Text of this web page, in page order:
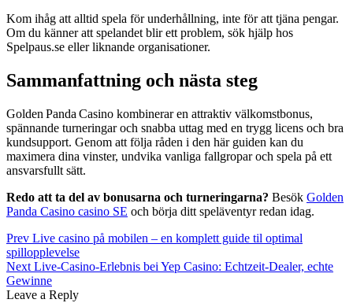
Kom ihåg att alltid spela för underhållning, inte för att tjäna pengar.
Om du känner att spelandet blir ett problem, sök hjälp hos
Spelpaus.se eller liknande organisationer.
Sammanfattning och nästa steg
Golden Panda Casino kombinerar en attraktiv välkomstbonus,
spännande turneringar och snabba uttag med en trygg licens och bra
kundsupport. Genom att följa råden i den här guiden kan du
maximera dina vinster, undvika vanliga fallgropar och spela på ett
ansvarsfullt sätt.
Redo att ta del av bonusarna och turneringarna? Besök Golden
Panda Casino casino SE och börja ditt speläventyr redan idag.
Post
navigation
Prev Live casino på mobilen – en komplett guide til optimal
spillopplevelse
Next Live‑Casino‑Erlebnis bei Yep Casino: Echtzeit‑Dealer, echte
Gewinne
Leave a Reply